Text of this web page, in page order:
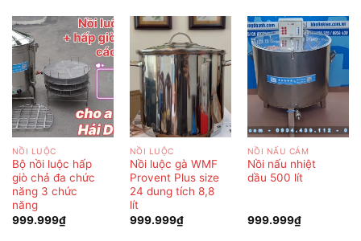
NỒI LUỘC
Bộ nồi luộc hấp
giò chả đa chức
năng 3 chức
năng
999.999₫
NỒI LUỘC
Nồi luộc gà WMF
Provent Plus size
24 dung tích 8,8
lít
999.999₫
NỒI NẤU CÁM
Nồi nấu nhiệt
dầu 500 lít
999.999₫